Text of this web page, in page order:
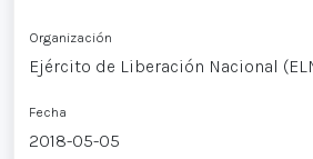
Organización
Ejército de Liberación Nacional
Fecha
2018-05-05